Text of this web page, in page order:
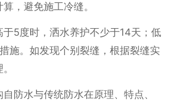
，避免施工冷缝。
5度时，洒水养护不少于14天；低
施。如发现个别裂缝，根据裂缝实
防水与传统防水在原理、特点、